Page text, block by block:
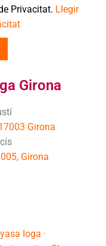
Privacitat. Llegir
Girona
Girona
Girona
Ioga ·